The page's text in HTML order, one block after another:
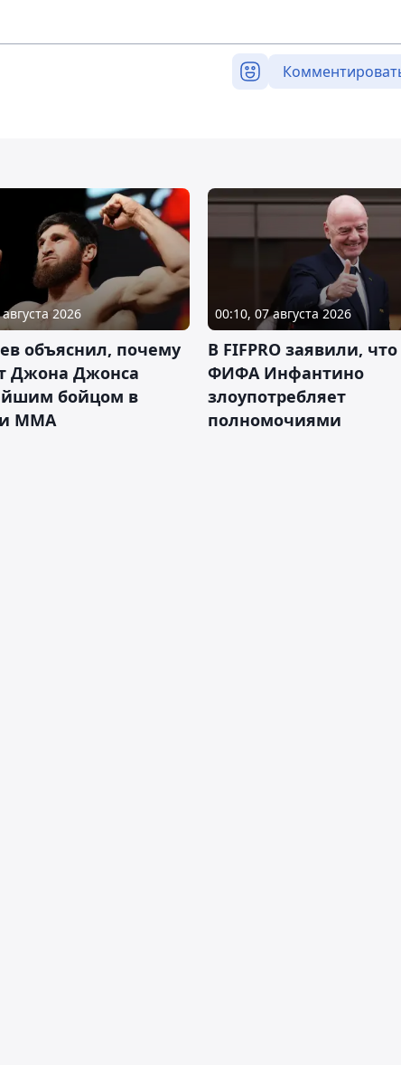
2026
объяснил, почему
Джона Джонса
бойцом в
ММА
00:10, 07 августа 2026
В FIFPRO заявили,
ФИФА Инфантино
злоупотребляет
полномочиями